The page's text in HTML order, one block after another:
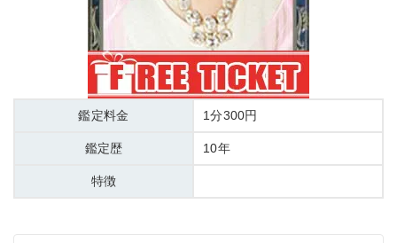
鑑定料金 1分300円
鑑定歴 10年
特徴